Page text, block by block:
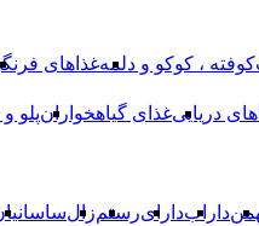
کوفته ، کوکو و دلمهغذاهای
دریاییغذای گیاهخوارانپلو
دارابدارایرستمزال